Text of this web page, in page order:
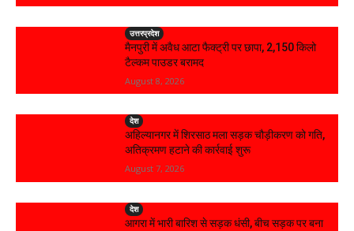
उत्तरप्रदेश
मैनपुरी में अवैध आटा फैक्ट्री पर छापा, 2,150 किलो
टैल्कम पाउडर बरामद
August 8, 2026
देश
अहिल्यानगर में शिरसाठ मला सड़क चौड़ीकरण को गति,
अतिक्रमण हटाने की कार्रवाई शुरू
August 7, 2026
देश
आगरा में भारी बारिश से सड़क धंसी, बीच सड़क पर बना